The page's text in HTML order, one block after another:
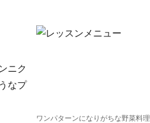
ワンパターンになりがちな野菜料理
ニク
なプ